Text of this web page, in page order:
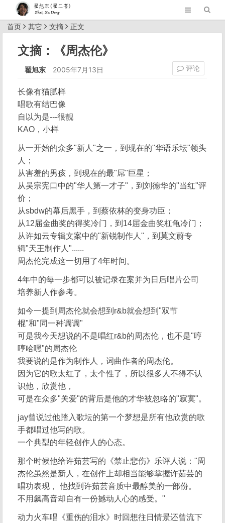
首页 其它 文摘 正文
文摘：《周杰伦》
翟旭东 2005年7月13日 评论
长像有猫腻样
唱歌有结巴像
自以为是---很靓
KAO，小样
从一开始的众多"新人"之一，到现在的"华语乐坛"领头
人；
从害羞的男孩，到现在的最"屌"巨星；
从吴宗宪口中的"华人第一才子"，到刘德华的"当红"评
价；
从sbdw的幕后黑手，到蔡依林的变身功臣；
从12届金曲奖的得奖冷门，到14届金曲奖杠龟冷门；
从许如云专辑文案中的"新锐制作人"，到莫文蔚专
辑"天王制作人"......
周杰伦完成这一切用了4年时间。
4年中的每一步都可以被记录在案并为日后唱片公司
培养新人作参考。
如今一提到周杰伦就会想到r&b就会想到"双节
棍"和"同一种调调"
可是我今天想说的不是唱红r&b的周杰伦，也不是"哼
哼哈嘿"的周杰伦
我要说的是作为制作人，词曲作者的周杰伦。
因为它的歌太红了，太个性了，所以很多人不得不认
识他，欣赏他，
可是在众多"关爱"的背后是他的才华被忽略的"寂寞"。
jay曾说过他踏入歌坛的第一个梦想是所有他欣赏的歌
手都唱过他写的歌。
一个典型的年轻创作人的心态。
那个时候他给许茹芸写的《禁止悲伤》乐评人说："周
杰伦虽然是新人，在创作上却相当能够掌握许茹芸的
唱功表现， 他找到许茹芸音质中最醇美的一部份。
不用飙高音却自有一份撼动人心的感受。"
动力火车唱《重伤的泪水》时回想往日情景还曾流下